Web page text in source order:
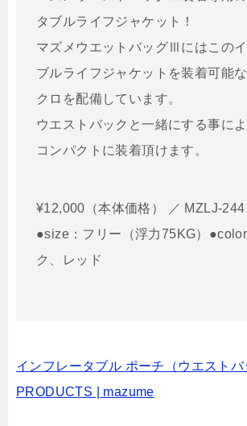
タブルライフジャケット！
マズメウエットバッグⅢにはこの
ブルライフジャケットを装着可能
クロを配備しています。
ウエストバックと一緒にする事に
コンパクトに装着頂けます。
¥12,000（本体価格） ／ MZLJ-244
●size：フリー（浮力75KG）
ク、レッド
インフレータブル ポーチ（ウエストバ
PRODUCTS | mazume